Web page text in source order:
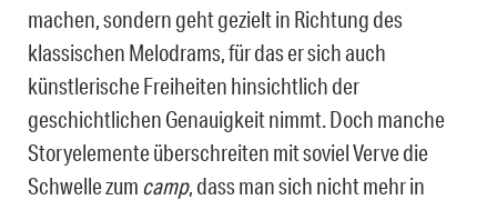
machen, sondern geht gezielt in Richtung des
klassischen Melodrams, für das er sich auch
künstlerische Freiheiten hinsichtlich der
geschichtlichen Genauigkeit nimmt. Doch manche
Storyelemente überschreiten mit soviel Verve die
Schwelle zum camp, dass man sich nicht mehr in